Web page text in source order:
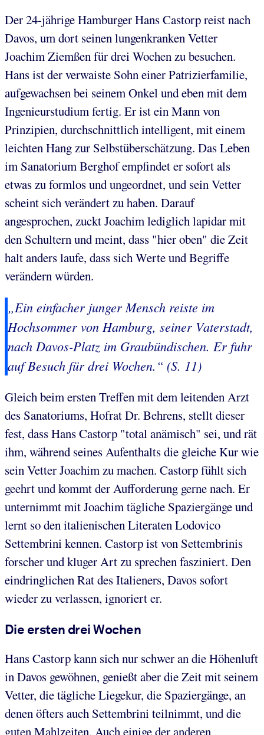
Der 24-jährige Hamburger Hans Castorp reist nach
Davos, um dort seinen lungenkranken Vetter
Joachim Ziemßen für drei Wochen zu besuchen.
Hans ist der verwaiste Sohn einer Patrizierfamilie,
aufgewachsen bei seinem Onkel und eben mit dem
Ingenieurstudium fertig. Er ist ein Mann von
Prinzipien, durchschnittlich intelligent, mit einem
leichten Hang zur Selbstüberschätzung. Das Leben
im Sanatorium Berghof empfindet er sofort als
etwas zu formlos und ungeordnet, und sein Vetter
scheint sich verändert zu haben. Darauf
angesprochen, zuckt Joachim lediglich lapidar mit
den Schultern und meint, dass "hier oben" die Zeit
halt anders laufe, dass sich Werte und Begriffe
verändern würden.
„Ein einfacher junger Mensch reiste im
Hochsommer von Hamburg, seiner Vaterstadt,
nach Davos-Platz im Graubündischen. Er fuhr
auf Besuch für drei Wochen.“ (S. 11)
Gleich beim ersten Treffen mit dem leitenden Arzt
des Sanatoriums, Hofrat Dr. Behrens, stellt dieser
fest, dass Hans Castorp "total anämisch" sei, und rät
ihm, während seines Aufenthalts die gleiche Kur wie
sein Vetter Joachim zu machen. Castorp fühlt sich
geehrt und kommt der Aufforderung gerne nach. Er
unternimmt mit Joachim tägliche Spaziergänge und
lernt so den italienischen Literaten Lodovico
Settembrini kennen. Castorp ist von Settembrinis
forscher und kluger Art zu sprechen fasziniert. Den
eindringlichen Rat des Italieners, Davos sofort
wieder zu verlassen, ignoriert er.
Die ersten drei Wochen
Hans Castorp kann sich nur schwer an die Höhenluft
in Davos gewöhnen, genießt aber die Zeit mit seinem
Vetter, die tägliche Liegekur, die Spaziergänge, an
denen öfters auch Settembrini teilnimmt, und die
guten Mahlzeiten. Auch einige der anderen